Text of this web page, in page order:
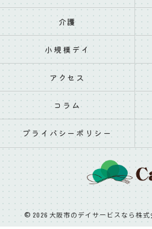
介護
小規模デイ
アクセス
コラム
プライバシーポリシー
© 2026 大阪市のデイサービスなら株式会